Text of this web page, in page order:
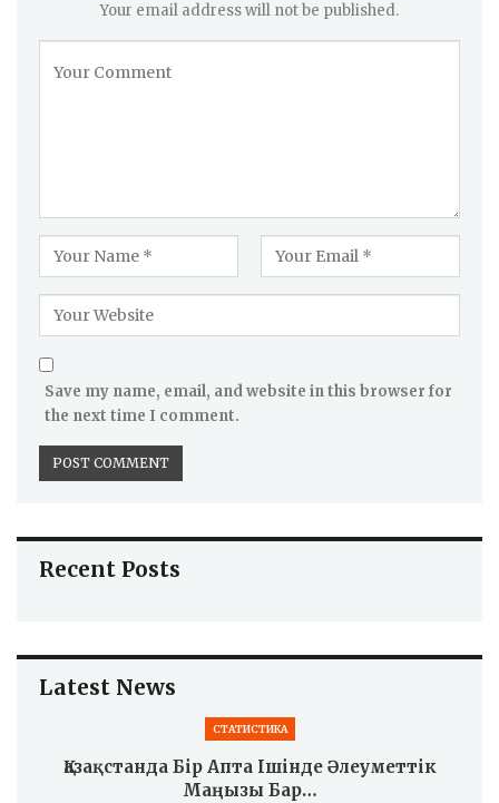
Your email address will not be published.
Save my name, email, and website in this browser for
the next time I comment.
Recent Posts
Latest News
СТАТИСТИКА
Қазақстанда Бір Апта Ішінде Әлеуметтік
Маңызы Бар…